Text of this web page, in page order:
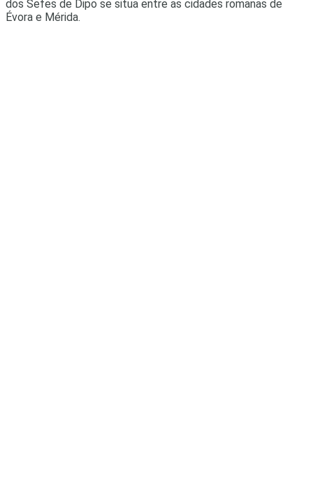
dos Sefes de Dipo se situa entre as cidades romanas de
Évora e Mérida.